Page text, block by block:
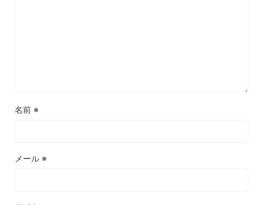
名前 ※
メール ※